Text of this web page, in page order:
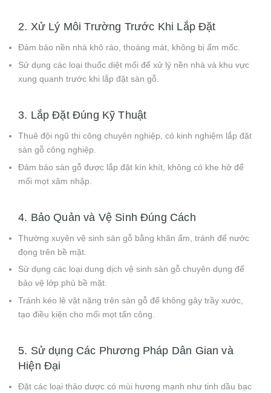
2. Xử Lý Môi Trường Trước Khi Lắp Đặt
Đảm bảo nền nhà khô ráo, thoáng mát, không bị ẩm mốc.
Sử dụng các loại thuốc diệt mối để xử lý nền nhà và khu vực
xung quanh trước khi lắp đặt sàn gỗ.
3. Lắp Đặt Đúng Kỹ Thuật
Thuê đội ngũ thi công chuyên nghiệp, có kinh nghiệm lắp đặt
sàn gỗ công nghiệp.
Đảm bảo sàn gỗ được lắp đặt kín khít, không có khe hở để
mối mọt xâm nhập.
4. Bảo Quản và Vệ Sinh Đúng Cách
Thường xuyên vệ sinh sàn gỗ bằng khăn ẩm, tránh để nước
đọng trên bề mặt.
Sử dụng các loại dung dịch vệ sinh sàn gỗ chuyên dụng để
bảo vệ lớp phủ bề mặt.
Tránh kéo lê vật nặng trên sàn gỗ để không gây trầy xước,
tạo điều kiện cho mối mọt tấn công.
5. Sử dụng Các Phương Pháp Dân Gian và
Hiện Đại
Đặt các loại thảo dược có mùi hương mạnh như tinh dầu bạc